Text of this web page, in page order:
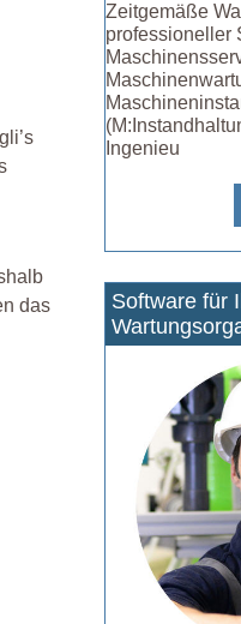
das
Zeitgemäße
professioneller
Ingenieu
Software für